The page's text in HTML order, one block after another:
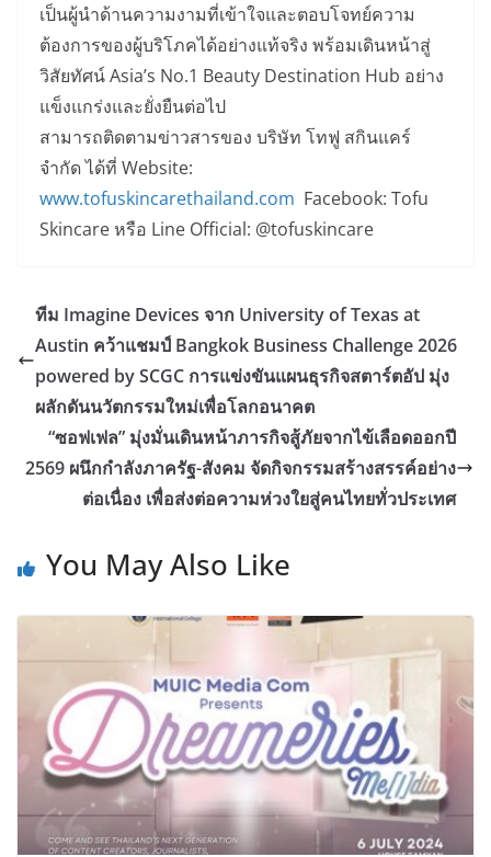
เป็นผู้นำด้านความงามที่เข้าใจและตอบโจทย์ความ
ต้องการของผู้บริโภคได้อย่างแท้จริง พร้อมเดินหน้าสู่
วิสัยทัศน์ Asia’s No.1 Beauty Destination Hub อย่าง
แข็งแกร่งและยั่งยืนต่อไป
สามารถติดตามข่าวสารของ บริษัท โทฟู สกินแคร์
จำกัด ได้ที่ Website:
www.tofuskincarethailand.com Facebook: Tofu
Skincare หรือ Line Official: @tofuskincare
ทีม Imagine Devices จาก University of Texas at
Austin คว้าแชมป์ Bangkok Business Challenge 2026
powered by SCGC การแข่งขันแผนธุรกิจสตาร์ตอัป มุ่ง
ผลักดันนวัตกรรมใหม่เพื่อโลกอนาคต
“ซอฟเฟล” มุ่งมั่นเดินหน้าภารกิจสู้ภัยจากไข้เลือดออกปี
2569 ผนึกกำลังภาครัฐ-สังคม จัดกิจกรรมสร้างสรรค์อย่าง
ต่อเนื่อง เพื่อส่งต่อความห่วงใยสู่คนไทยทั่วประเทศ
You May Also Like